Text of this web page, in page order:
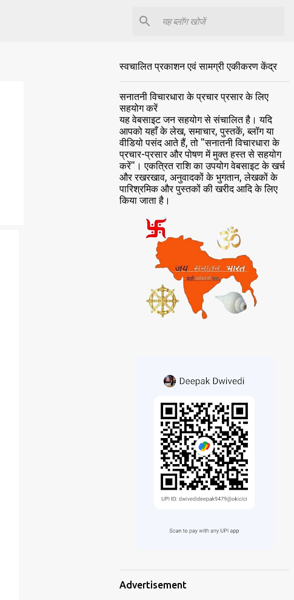
स्वचालित प्रकाशन एवं सामग्री एकीकरण केंद्र
सनातनी विचारधारा के प्रचार प्रसार के लिए
सहयोग करें
यह वेबसाइट जन सहयोग से संचालित है। यदि
आपको यहाँ के लेख, समाचार, पुस्तकें, ब्लॉग या
वीडियो पसंद आते हैं, तो "सनातनी विचारधारा के
प्रचार-प्रसार और पोषण में मुक्त हस्त से सहयोग
करें"। एकत्रित राशि का उपयोग वेबसाइट के खर्च
और रखरखाव, अनुवादकों के भुगतान, लेखकों के
पारिश्रमिक और पुस्तकों की खरीद आदि के लिए
किया जाता है।
Advertisement